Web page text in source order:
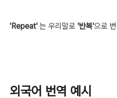
'Repeat' 는 우리말로 '반복'으로
외국어 번역 예시